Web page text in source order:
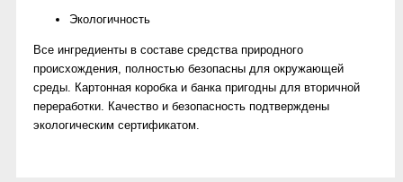
Экологичность
Все ингредиенты в составе средства природного
происхождения, полностью безопасны для окружающей
среды. Картонная коробка и банка пригодны для вторичной
переработки. Качество и безопасность подтверждены
экологическим сертификатом.